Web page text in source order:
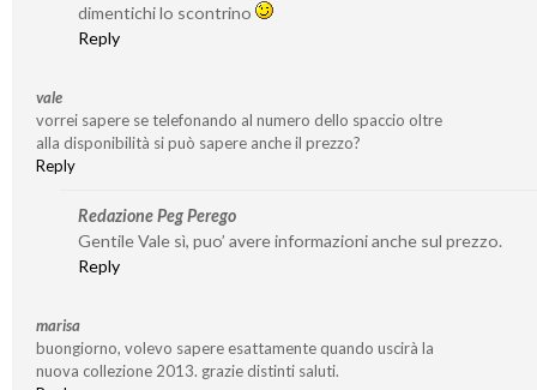
dimentichi lo scontrino
Reply
vale
vorrei sapere se telefonando al numero dello spaccio oltre
alla disponibilità si può sapere anche il prezzo?
Reply
Redazione Peg Perego
Gentile Vale sì, puo’ avere informazioni anche sul prezzo.
Reply
marisa
buongiorno, volevo sapere esattamente quando uscirà la
nuova collezione 2013. grazie distinti saluti.